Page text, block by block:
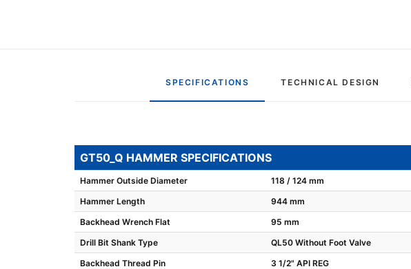
SPECIFICATIONS TECHNICAL DESIGN
GT50_Q HAMMER SPECIFICATIONS
Hammer Outside Diameter 118 / 124 mm
Hammer Length
944 mm
Backhead Wrench Flat
95 mm
Drill Bit Shank Type
QL50 Without Foot Valve
Backhead Thread Pin
3 1/2" API REG